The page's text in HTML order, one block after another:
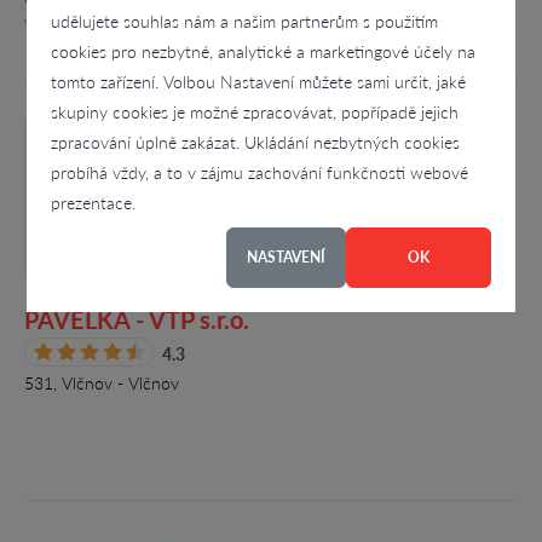
udělujete souhlas nám a našim partnerům s použitím
cookies pro nezbytné, analytické a marketingové účely na
tomto zařízení. Volbou Nastavení můžete sami určit, jaké
skupiny cookies je možné zpracovávat, popřípadě jejich
zpracování úplně zakázat. Ukládání nezbytných cookies
probíhá vždy, a to v zájmu zachování funkčnosti webové
prezentace.
NASTAVENÍ OK
výměníků. K…
PAVELKA - VTP s.r.o.
4.3
531, Vlčnov - Vlčnov